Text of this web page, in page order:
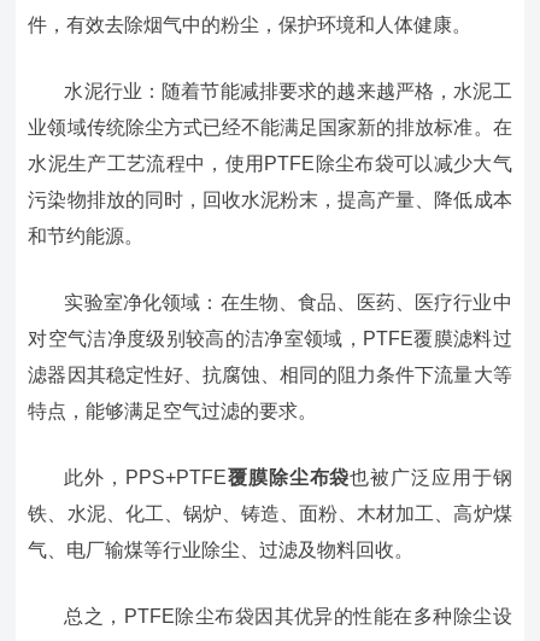
件，有效去除烟气中的粉尘，保护环境和人体健康。
水泥行业：随着节能减排要求的越来越严格，水泥工
业领域传统除尘方式已经不能满足国家新的排放标准。在
水泥生产工艺流程中，使用PTFE除尘布袋可以减少大气
污染物排放的同时，回收水泥粉末，提高产量、降低成本
和节约能源。
实验室净化领域：在生物、食品、医药、医疗行业中
对空气洁净度级别较高的洁净室领域，PTFE覆膜滤料过
滤器因其稳定性好、抗腐蚀、相同的阻力条件下流量大等
特点，能够满足空气过滤的要求。
此外，PPS+PTFE覆膜除尘布袋也被广泛应用于钢
铁、水泥、化工、锅炉、铸造、面粉、木材加工、高炉煤
气、电厂输煤等行业除尘、过滤及物料回收。
总之，PTFE除尘布袋因其优异的性能在多种除尘设